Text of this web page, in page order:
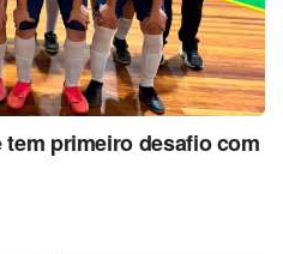
primeiro desafio com